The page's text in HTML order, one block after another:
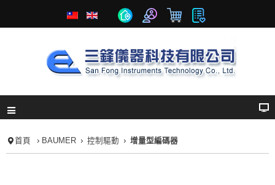
首頁 BAUMER 控制驅動 增量型編碼器